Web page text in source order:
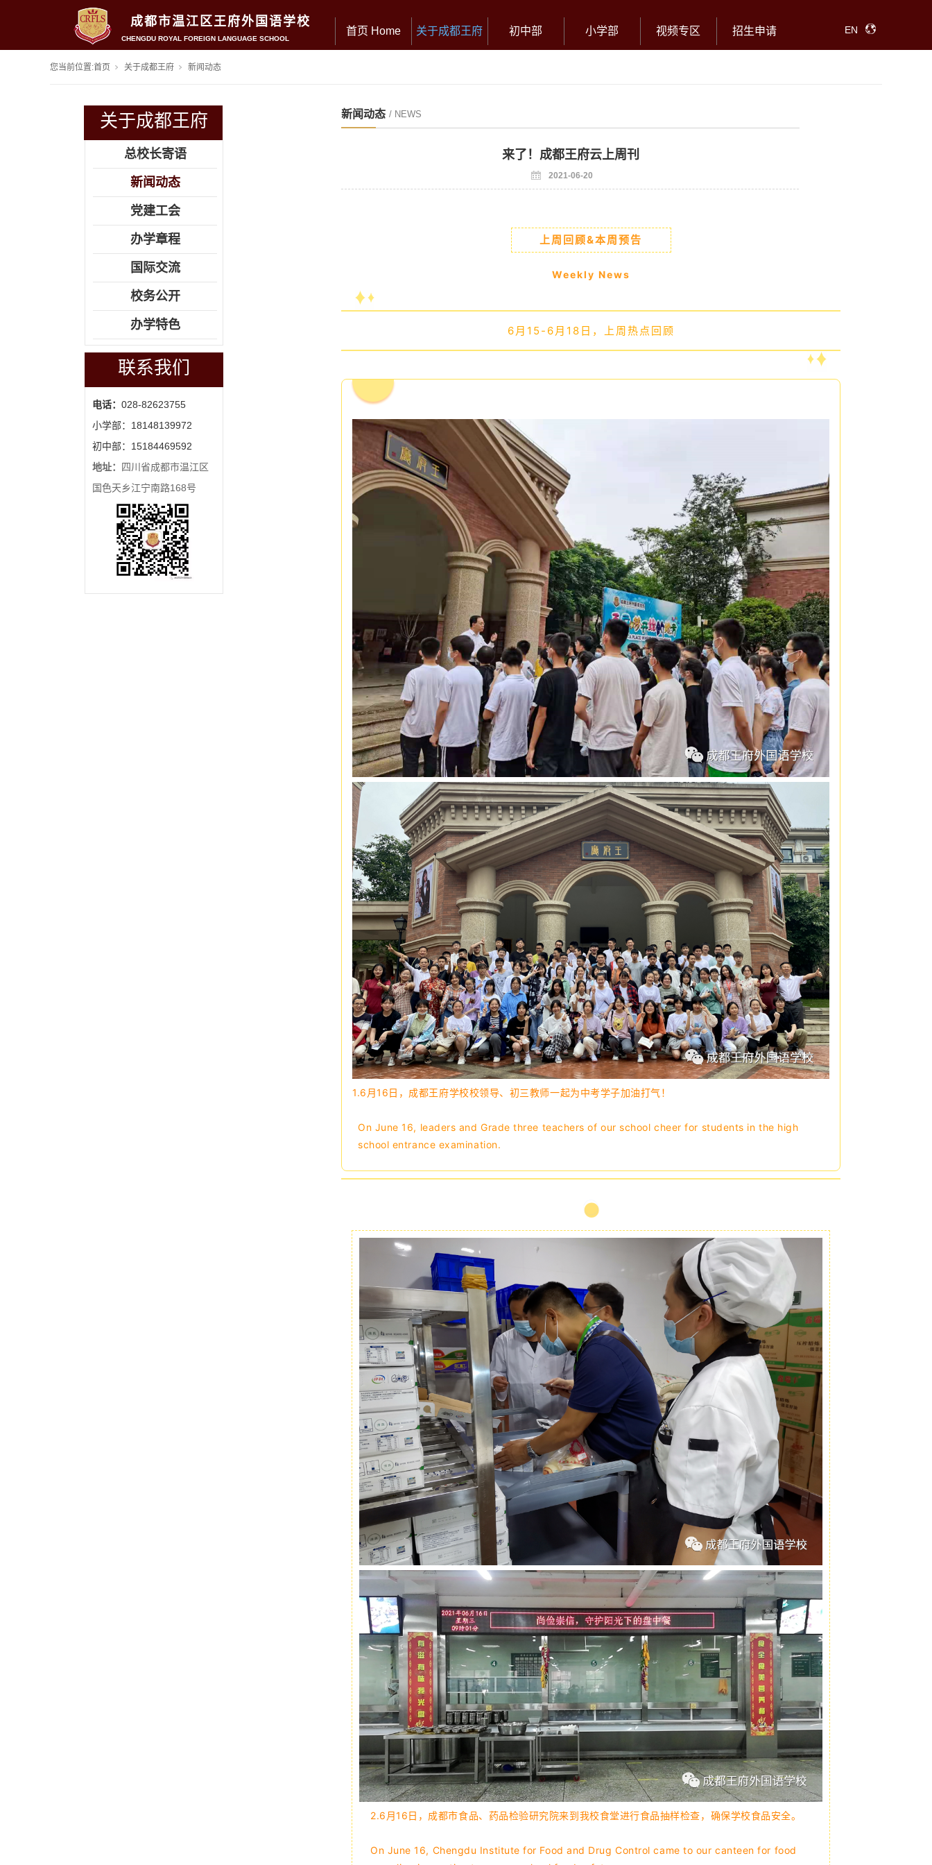
成都市温江区王府外国语学校
CHENGDU ROYAL FOREIGN LANGUAGE SCHOOL
首页 Home 关于成都王府 初中部 小学部 视频专区 招生申请 EN
您当前位置:首页 关于成都王府 新闻动态
关于成都王府
总校长寄语
新闻动态
党建工会
办学章程
国际交流
校务公开
办学特色
联系我们
电话： 028-82623755
小学部：18148139972
初中部：15184469592
地址：
四川省成都市温江区
国色天乡江宁南路168号
新闻动态 / NEWS
来了！成都王府云上周刊
2021-06-20
上周回顾&本周预告
Weekly News
6月15-6月18日，上周热点回顾
1.6月16日，成都王府学校校领导、初三教师一起为中考学子加油打气！
On June 16, leaders and Grade three teachers of our school cheer for students in the high
school entrance examination.
2.6月16日，成都市食品、药品检验研究院来到我校食堂进行食品抽样检查，确保学校食品安全。
On June 16, Chengdu Institute for Food and Drug Control came to our canteen for food